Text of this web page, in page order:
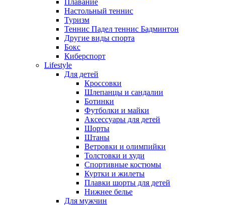
Плавание
Настольный теннис
Туризм
Теннис Падел теннис Бадминтон
Другие виды спорта
Бокс
Киберспорт
Lifestyle
Для детей
Кроссовки
Шлепанцы и сандалии
Ботинки
Футболки и майки
Аксессуары для детей
Шорты
Штаны
Ветровки и олимпийки
Толстовки и худи
Спортивные костюмы
Куртки и жилеты
Плавки шорты для детей
Нижнее белье
Для мужчин